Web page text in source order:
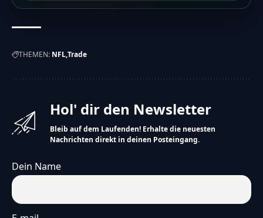
THEMEN: NFLTrade
Hol' dir den Newsletter
Bleib auf dem Laufenden! Erhalte die neuesten
Nachrichten direkt in deinen Posteingang.
Dein Name